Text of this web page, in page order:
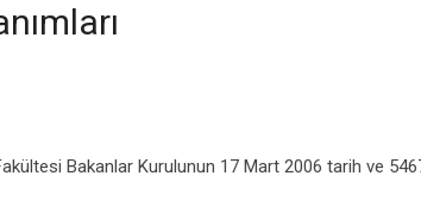
Bakanlar Kurulunun 17 Mart 2006 tarih ve